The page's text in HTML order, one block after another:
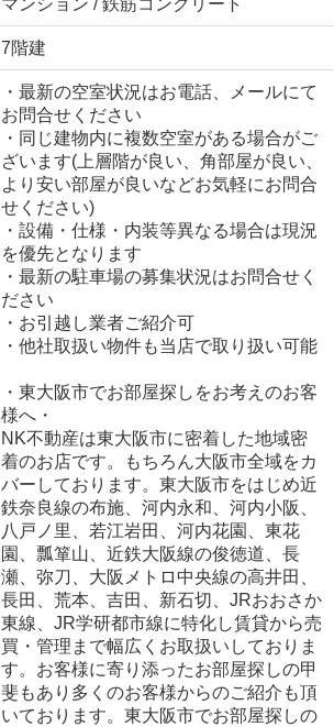
7階建
・最新の空室状況はお電話、メールにて
お問合せください
・同じ建物内に複数空室がある場合がご
ざいます(上層階が良い、角部屋が良い、
より安い部屋が良いなどお気軽にお問合
せください)
・設備・仕様・内装等異なる場合は現況
を優先となります
・最新の駐車場の募集状況はお問合せく
ださい
・お引越し業者ご紹介可
・他社取扱い物件も当店で取り扱い可能
・東大阪市でお部屋探しをお考えのお客
様へ・
NK不動産は東大阪市に密着した地域密
着のお店です。もちろん大阪市全域をカ
バーしております。東大阪市をはじめ近
鉄奈良線の布施、河内永和、河内小阪、
八戸ノ里、若江岩田、河内花園、東花
園、瓢箪山、近鉄大阪線の俊徳道、長
瀬、弥刀、大阪メトロ中央線の高井田、
長田、荒本、吉田、新石切、JRおおさか
東線、JR学研都市線に特化し賃貸から売
買・管理まで幅広くお取扱いしておりま
す。お客様に寄り添ったお部屋探しの甲
斐もあり多くのお客様からのご紹介も頂
いております。東大阪市でお部屋探しの